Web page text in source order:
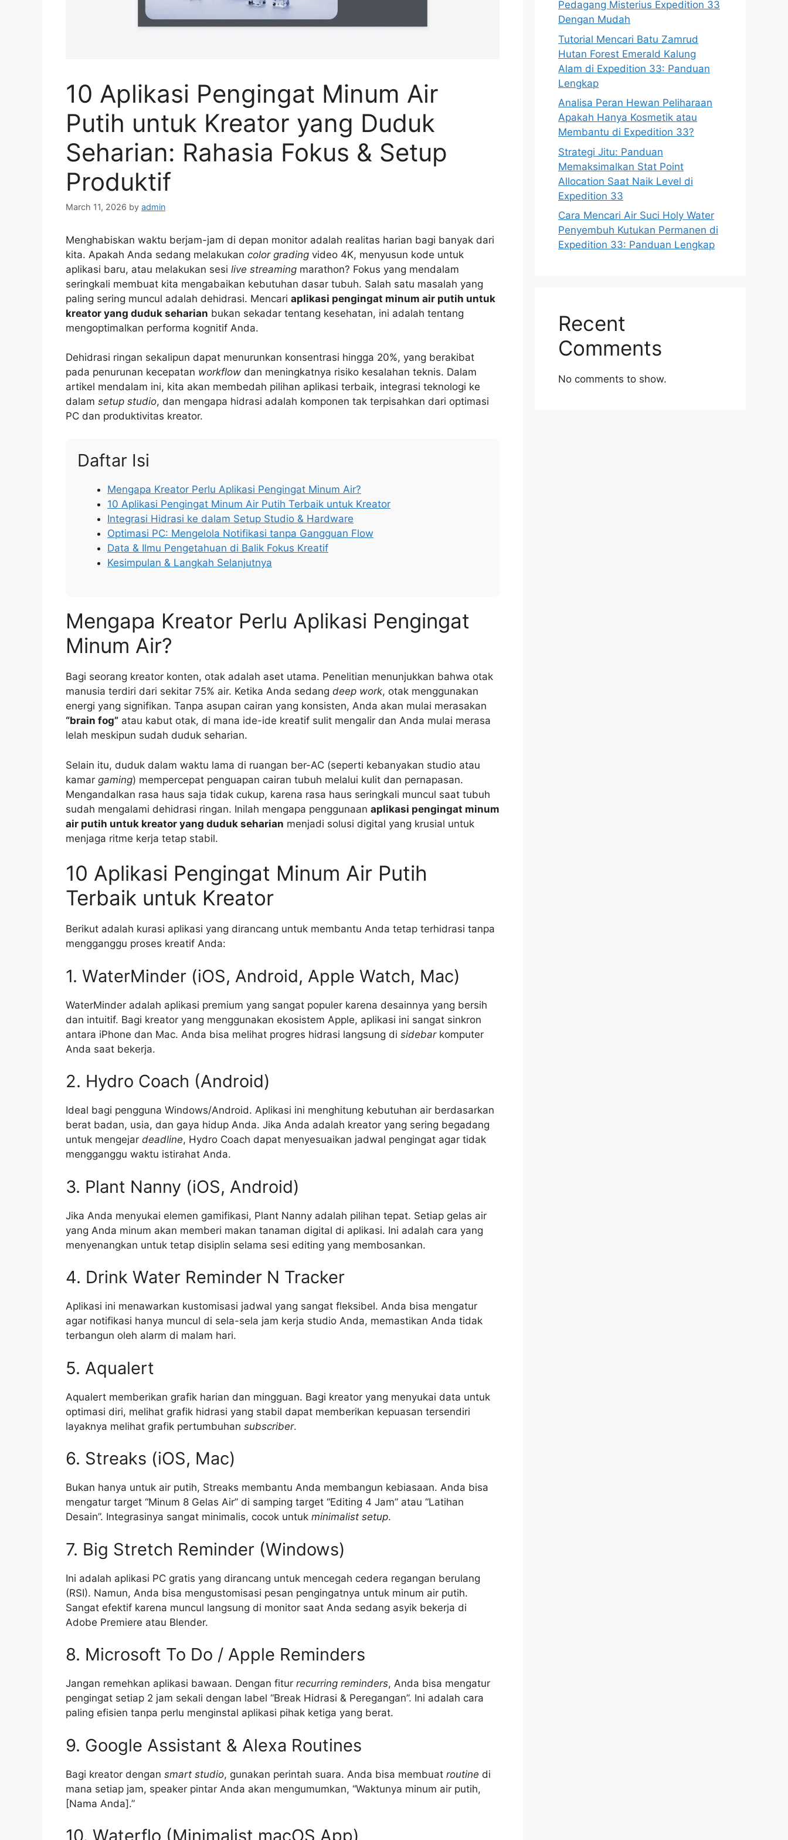
10 Aplikasi Pengingat Minum Air
Putih untuk Kreator yang Duduk
Seharian: Rahasia Fokus & Setup
Produktif
March 11, 2026 by admin
Menghabiskan waktu berjam-jam di depan monitor adalah realitas harian bagi banyak dari
kita. Apakah Anda sedang melakukan color grading video 4K, menyusun kode untuk
aplikasi baru, atau melakukan sesi live streaming marathon? Fokus yang mendalam
seringkali membuat kita mengabaikan kebutuhan dasar tubuh. Salah satu masalah yang
paling sering muncul adalah dehidrasi. Mencari aplikasi pengingat minum air putih untuk
kreator yang duduk seharian bukan sekadar tentang kesehatan, ini adalah tentang
mengoptimalkan performa kognitif Anda.
Dehidrasi ringan sekalipun dapat menurunkan konsentrasi hingga 20%, yang berakibat
pada penurunan kecepatan workflow dan meningkatnya risiko kesalahan teknis. Dalam
artikel mendalam ini, kita akan membedah pilihan aplikasi terbaik, integrasi teknologi ke
dalam setup studio, dan mengapa hidrasi adalah komponen tak terpisahkan dari optimasi
PC dan produktivitas kreator.
Daftar Isi
Mengapa Kreator Perlu Aplikasi Pengingat Minum Air?
10 Aplikasi Pengingat Minum Air Putih Terbaik untuk Kreator
Integrasi Hidrasi ke dalam Setup Studio & Hardware
Optimasi PC: Mengelola Notifikasi tanpa Gangguan Flow
Data & Ilmu Pengetahuan di Balik Fokus Kreatif
Kesimpulan & Langkah Selanjutnya
Mengapa Kreator Perlu Aplikasi Pengingat
Minum Air?
Bagi seorang kreator konten, otak adalah aset utama. Penelitian menunjukkan bahwa otak
manusia terdiri dari sekitar 75% air. Ketika Anda sedang deep work, otak menggunakan
energi yang signifikan. Tanpa asupan cairan yang konsisten, Anda akan mulai merasakan
“brain fog” atau kabut otak, di mana ide-ide kreatif sulit mengalir dan Anda mulai merasa
lelah meskipun sudah duduk seharian.
Selain itu, duduk dalam waktu lama di ruangan ber-AC (seperti kebanyakan studio atau
kamar gaming) mempercepat penguapan cairan tubuh melalui kulit dan pernapasan.
Mengandalkan rasa haus saja tidak cukup, karena rasa haus seringkali muncul saat tubuh
sudah mengalami dehidrasi ringan. Inilah mengapa penggunaan aplikasi pengingat minum
air putih untuk kreator yang duduk seharian menjadi solusi digital yang krusial untuk
menjaga ritme kerja tetap stabil.
10 Aplikasi Pengingat Minum Air Putih
Terbaik untuk Kreator
Berikut adalah kurasi aplikasi yang dirancang untuk membantu Anda tetap terhidrasi tanpa
mengganggu proses kreatif Anda:
1. WaterMinder (iOS, Android, Apple Watch, Mac)
WaterMinder adalah aplikasi premium yang sangat populer karena desainnya yang bersih
dan intuitif. Bagi kreator yang menggunakan ekosistem Apple, aplikasi ini sangat sinkron
antara iPhone dan Mac. Anda bisa melihat progres hidrasi langsung di sidebarkomputer
Anda saat bekerja.
2. Hydro Coach (Android)
Ideal bagi pengguna Windows/Android. Aplikasi ini menghitung kebutuhan air berdasarkan
berat badan, usia, dan gaya hidup Anda. Jika Anda adalah kreator yang sering begadang
untuk mengejar deadline, Hydro Coach dapat menyesuaikan jadwal pengingat agar tidak
mengganggu waktu istirahat Anda.
3. Plant Nanny (iOS, Android)
Jika Anda menyukai elemen gamifikasi, Plant Nanny adalah pilihan tepat. Setiap gelas air
yang Anda minum akan memberi makan tanaman digital di aplikasi. Ini adalah cara yang
menyenangkan untuk tetap disiplin selama sesi editing yang membosankan.
4. Drink Water Reminder N Tracker
Aplikasi ini menawarkan kustomisasi jadwal yang sangat fleksibel. Anda bisa mengatur
agar notifikasi hanya muncul di sela-sela jam kerja studio Anda, memastikan Anda tidak
terbangun oleh alarm di malam hari.
5. Aqualert
Aqualert memberikan grafik harian dan mingguan. Bagi kreator yang menyukai data untuk
optimasi diri, melihat grafik hidrasi yang stabil dapat memberikan kepuasan tersendiri
layaknya melihat grafik pertumbuhan subscriber.
6. Streaks (iOS, Mac)
Bukan hanya untuk air putih, Streaks membantu Anda membangun kebiasaan. Anda bisa
mengatur target “Minum 8 Gelas Air” di samping target “Editing 4 Jam” atau “Latihan
Desain”. Integrasinya sangat minimalis, cocok untuk minimalist setup.
7. Big Stretch Reminder (Windows)
Ini adalah aplikasi PC gratis yang dirancang untuk mencegah cedera regangan berulang
(RSI). Namun, Anda bisa mengustomisasi pesan pengingatnya untuk minum air putih.
Sangat efektif karena muncul langsung di monitor saat Anda sedang asyik bekerja di
Adobe Premiere atau Blender.
8. Microsoft To Do / Apple Reminders
Jangan remehkan aplikasi bawaan. Dengan fitur recurring reminders, Anda bisa mengatur
pengingat setiap 2 jam sekali dengan label “Break Hidrasi & Peregangan”. Ini adalah cara
paling efisien tanpa perlu menginstal aplikasi pihak ketiga yang berat.
9. Google Assistant & Alexa Routines
Bagi kreator dengan smart studio, gunakan perintah suara. Anda bisa membuat routine di
mana setiap jam, speaker pintar Anda akan mengumumkan, “Waktunya minum air putih,
[Nama Anda].”
10. Waterflo (Minimalist macOS App)
Pedagang Misterius Expedition 33
Dengan Mudah
Tutorial Mencari Batu Zamrud
Hutan Forest Emerald Kalung
Alam di Expedition 33: Panduan
Lengkap
Analisa Peran Hewan Peliharaan
Apakah Hanya Kosmetik atau
Membantu di Expedition 33?
Strategi Jitu: Panduan
Memaksimalkan Stat Point
Allocation Saat Naik Level di
Expedition 33
Cara Mencari Air Suci Holy Water
Penyembuh Kutukan Permanen di
Expedition 33: Panduan Lengkap
Recent
Comments
No comments to show.